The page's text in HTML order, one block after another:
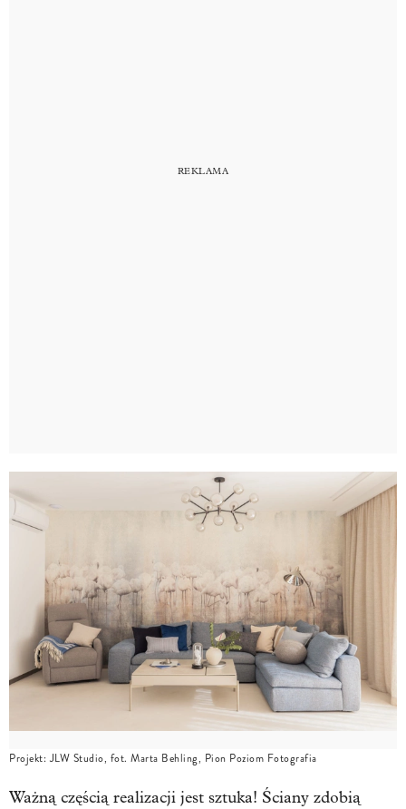
Projekt: JLW Studio, fot. Marta Behling, Pion Poziom Fotografia
Ważną częścią realizacji jest sztuka! Ściany zdobią